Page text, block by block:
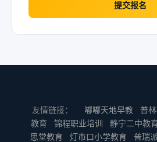
提交报名
友情链接： 嘟嘟天地早教 普
教育
锦程职业培训 静宁二中教
思堂教育
灯市口小学教育 普瑞